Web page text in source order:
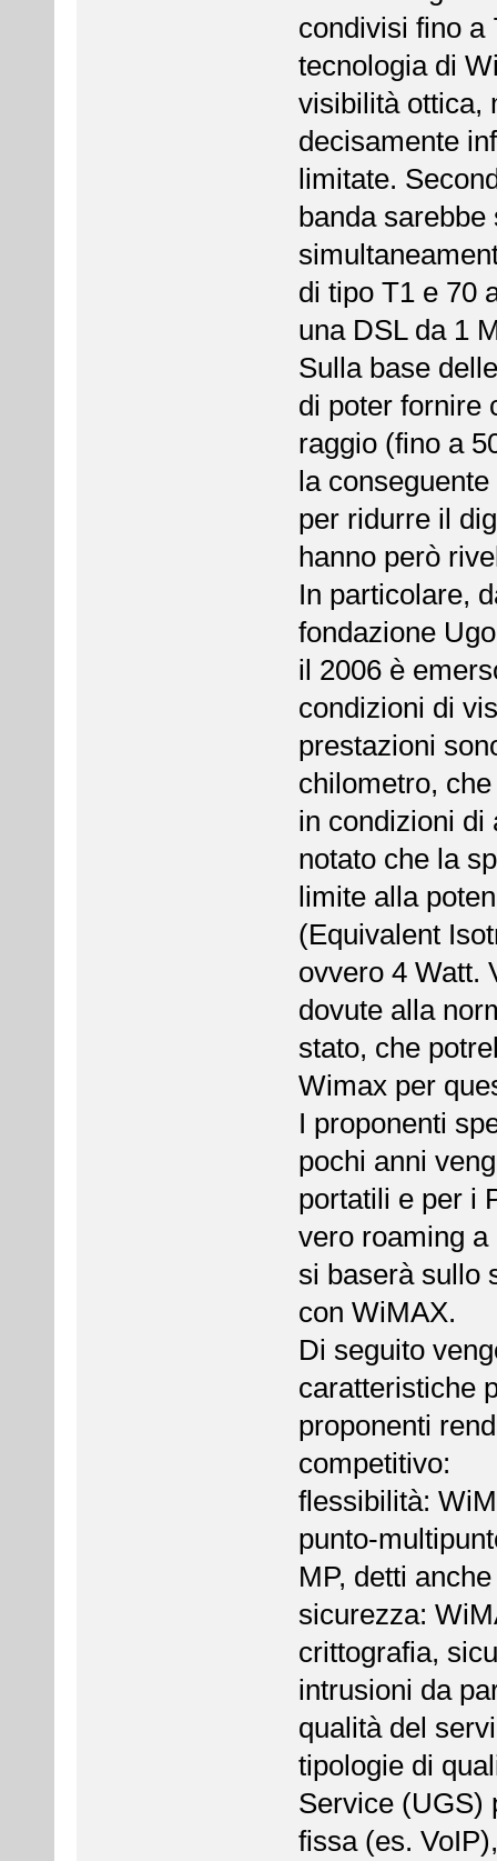
condivisi fino a
tecnologia di
visibilità ottica,
decisamente
limitate.
banda
di tipo T1 e 70
una DSL da 1
Sulla base
di poter fornire
raggio (fino a
la
per ridurre il
hanno però
In particolare,
fondazione
il 2006 è
condizioni di
prestazioni
chilometro,
in condizioni di
notato che la
limite alla
(Equivalent
ovvero 4 Watt.
dovute alla
stato, che
Wimax per
I proponenti
pochi anni
portatili e per i
vero roaming
si baserà sullo
con WiMAX.
Di seguito
caratteristiche
proponenti
competitivo:
flessibilità:
punto-
MP, detti
sicurezza:
crittografia,
intrusioni da
qualità del
tipologie di
Service (UGS)
fissa (es.